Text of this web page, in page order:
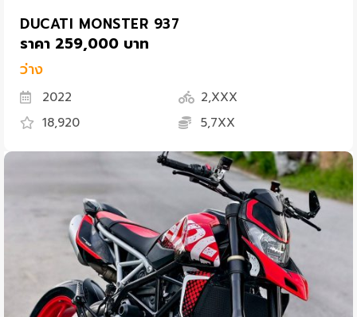
DUCATI MONSTER 937
ราคา 259,000 บาท
ว่าง
2022
2,XXX
18,920
5,7XX